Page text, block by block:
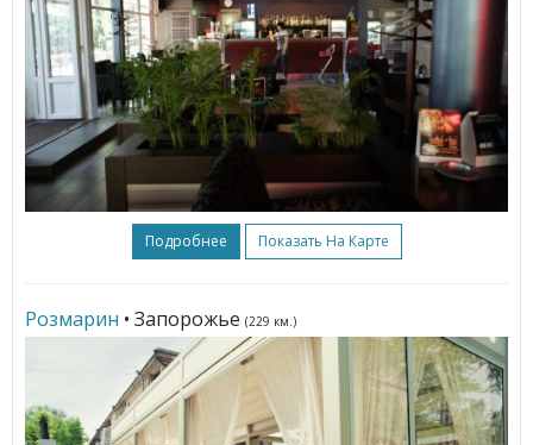
Подробнее Показать На Карте
Розмарин • Запорожье (229 км.)